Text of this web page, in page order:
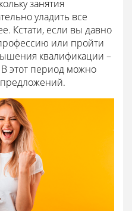
занятия
уладить все
Кстати, если вы давно
или пройти
квалификации –
этот период можно